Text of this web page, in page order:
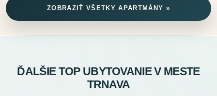
ZOBRAZIŤ VŠETKY APARTMÁNY »
ĎALŠIE TOP UBYTOVANIE V MESTE
TRNAVA